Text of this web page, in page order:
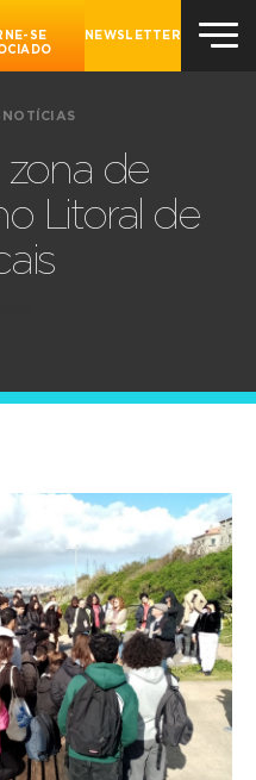
SE
NEWSLETTER
NOTÍCIAS
de
Litoral de